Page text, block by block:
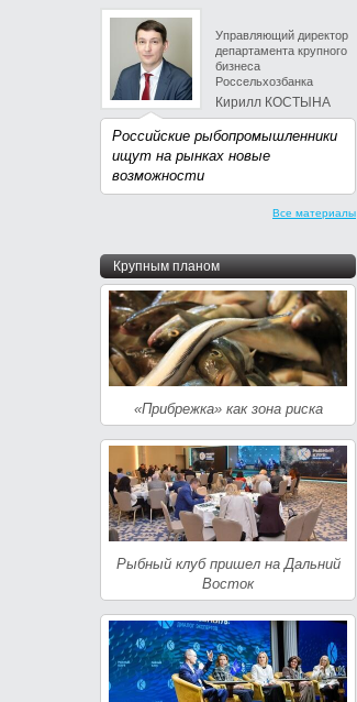
Управляющий директор
департамента крупного
бизнеса
Россельхозбанка
Кирилл КОСТЫНА
Российские рыбопромышленники
ищут на рынках новые
возможности
Все материалы
Крупным планом
«Прибрежка» как зона риска
Рыбный клуб пришел на Дальний
Восток